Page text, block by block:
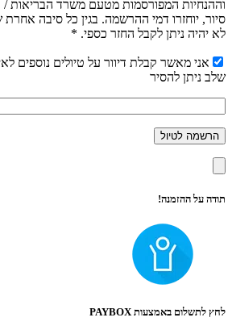
וההנחיות המפורסמות מטעם משרד הבריאות /
סיור, יוחזרו דמי ההרשמה. בגין כל סיבה
לא יהיה ניתן לקבל החזר כספי. *
אני מאשר קבלת דיוור על טיולים נוספים
שלב ניתן להסיר
תודה על ההזמנה!
לחץ לתשלום באמצעות PAYBOX